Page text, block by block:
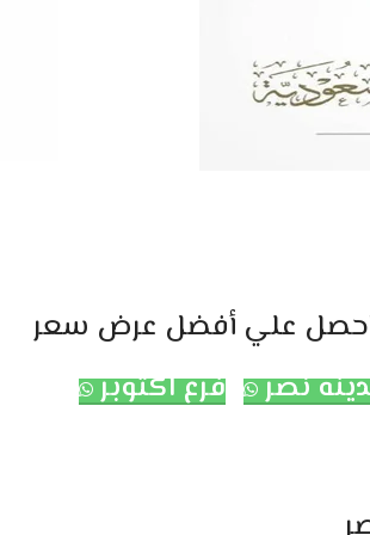
علي أفضل عرض سعر
نصر
فرع اكتوبر